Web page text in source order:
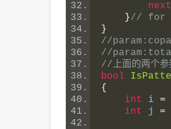
next
}// for
}
//
//
//上面的两个参
bool
{
int
i =
int
j =